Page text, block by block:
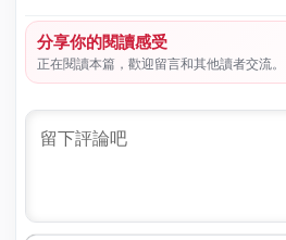
分享你的閱讀感受
正在閱讀本篇，歡迎留言和其他讀者交流。